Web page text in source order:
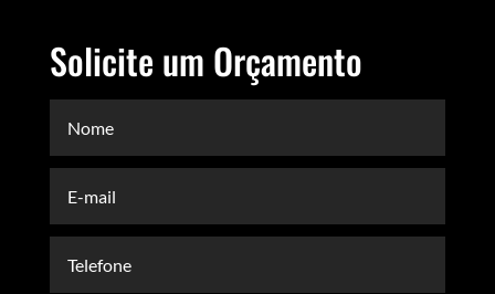
Solicite um Orçamento